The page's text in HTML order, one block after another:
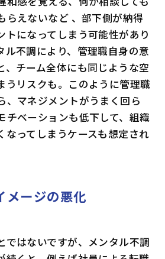
らえないなど 、部下側が納得
トになってしまう可能性があり
ル不調により、管理職自身の意
、チーム全体にも同じような空
うリスクも。このように管理職
、マネジメントがうまく回ら
チベーションも低下して、組織
なってしまうケースも想定され
メージの悪化
ではないですが、メンタル不調